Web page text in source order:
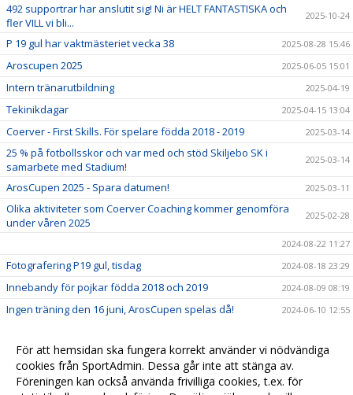
492 supportrar har anslutit sig! Ni är HELT FANTASTISKA och
fler VILL vi bli...
2025-10-24
P 19 gul har vaktmästeriet vecka 38 2025-08-28 15:46
Aroscupen 2025 2025-06-05 15:01
Intern tränarutbildning 2025-04-19
Tekinikdagar 2025-04-15 13:04
Coerver - First Skills. För spelare födda 2018 - 2019 2025-03-14
25 % på fotbollsskor och var med och stöd Skiljebo SK i
samarbete med Stadium!
2025-03-14
ArosCupen 2025 - Spara datumen! 2025-03-11
Olika aktiviteter som Coerver Coaching kommer genomföra
under våren 2025
2025-02-28
2024-08-22 11:27
Fotografering P19 gul, tisdag 2024-08-18 23:29
Innebandy för pojkar födda 2018 och 2019 2024-08-09 08:19
Ingen träning den 16 juni, ArosCupen spelas då! 2024-06-10 12:55
Uppstartsmöte Skiljebo SK P 19 Gul den 11/4 kl.17.30 2024-04-06 11:44
Välkomna till Skiljebo SK pojkar Guls (Födda 2019)
hemsida!
2024-01-08 14:03
För att hemsidan ska fungera korrekt använder vi nödvändiga
cookies från SportAdmin. Dessa går inte att stänga av.
Föreningen kan också använda frivilliga cookies, t.ex. för